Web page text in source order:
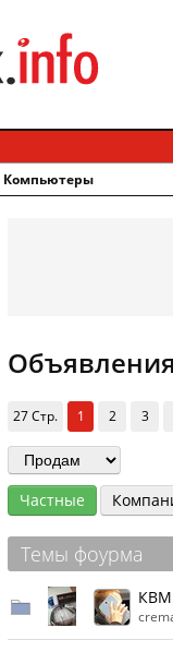
Компьютеры
27 Стр. 1 2 3
Частные
Темы фоурма
КВМ